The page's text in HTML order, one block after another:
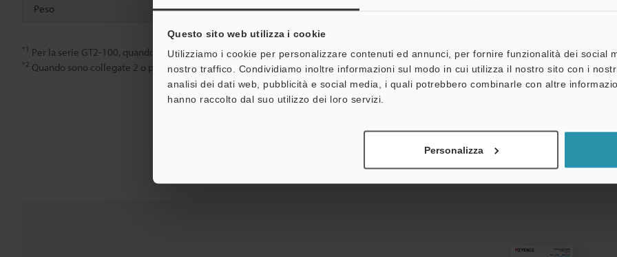
Questo sito web utilizza i cookie
Utilizziamo i cookie per personalizzare contenuti ed annunci, per fornire funzionalità dei social
nostro traffico. Condividiamo inoltre informazioni sul modo in cui utilizza il nostro sito con i
analisi dei dati web, pubblicità e social media, i quali potrebbero combinarle con altre
hanno raccolto dal suo utilizzo dei loro servizi.
Personalizza
Peso Circa 380 g
*1 Per la serie GT2-100, quando il numero massimo di testine sensore è collegato e tutte le unità sono impostate sulla modalità di
*2 Quando sono collegate 2 o più testine, 20 mA o meno.
Scheda tecnica (PDF) Altri modelli